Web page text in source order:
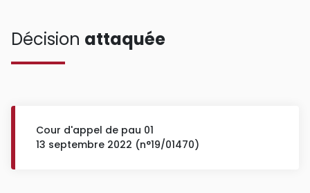
Décision attaquée
Cour d'appel de pau 01
13 septembre 2022 (n°19/01470)